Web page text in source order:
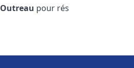
Outreau pour rés